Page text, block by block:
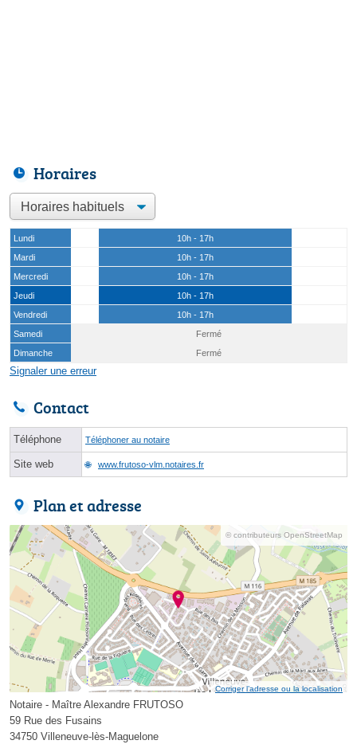
Horaires
Lundi
10h - 17h
Mardi
10h - 17h
Mercredi
10h - 17h
Jeudi
10h - 17h
Vendredi
10h - 17h
Samedi
Fermé
Dimanche
Fermé
Signaler une erreur
Contact
Téléphone Téléphoner au notaire
Site web www.frutoso-vlm.notaires.fr
Plan et adresse
© contributeurs OpenStreetMap
Corriger l’adresse ou la localisation
Notaire - Maître Alexandre FRUTOSO
59 Rue des Fusains
34750 Villeneuve-lès-Maguelone